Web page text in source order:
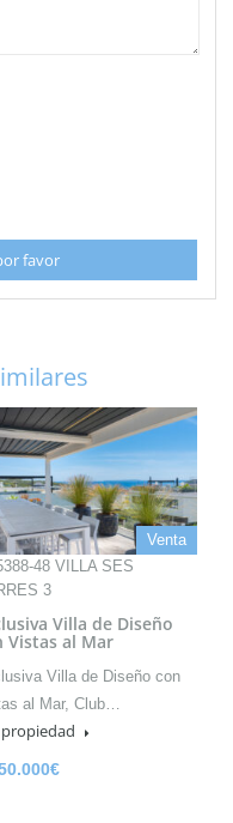
favor
Venta
48 VILLA SES
3
Villa de Diseño
Vistas al Mar
Villa de Diseño con
al Mar, Club…